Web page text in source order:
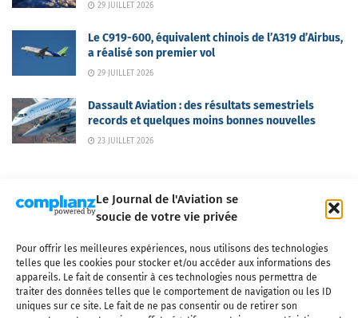
Le Journal de l'Aviation se
soucie de votre vie privée
Pour offrir les meilleures expériences, nous utilisons des technologies
telles que les cookies pour stocker et/ou accéder aux informations des
appareils. Le fait de consentir à ces technologies nous permettra de
traiter des données telles que le comportement de navigation ou les ID
uniques sur ce site. Le fait de ne pas consentir ou de retirer son
29 JUILLET 2026
Le C919-600, équivalent chinois de l’A319 d’Airbus,
a réalisé son premier vol
29 JUILLET 2026
Dassault Aviation : des résultats semestriels
records et quelques moins bonnes nouvelles
23 JUILLET 2026
Qui sommes-nous ? Nous contacter
Partenaires
Mentions légales
CGV Politique de confidentialité Cookies